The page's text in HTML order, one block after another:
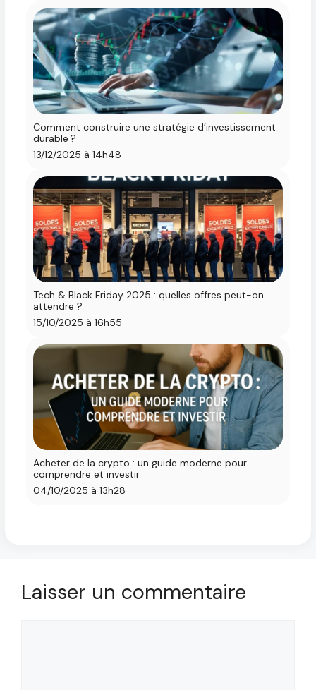
Comment construire une stratégie d’investissement
durable ?
13/12/2025 à 14h48
Tech & Black Friday 2025 : quelles offres peut-on
attendre ?
15/10/2025 à 16h55
Acheter de la crypto : un guide moderne pour
comprendre et investir
04/10/2025 à 13h28
Laisser un commentaire